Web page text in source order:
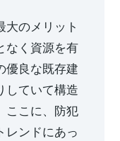
大のメリット
なく資源を有
優良な既存建
していて構造
ここに、防犯
レンドにあっ